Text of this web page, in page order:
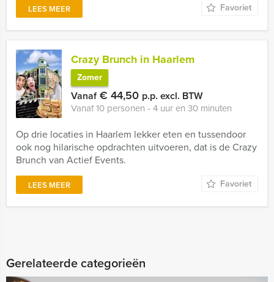
LEES MEER Favoriet
Crazy Brunch in Haarlem
Zomer
Vanaf€ 44,50 p.p. excl. BTW
Vanaf 10 personen ‐ 4 uur en 30 minuten
Op drie locaties in Haarlem lekker eten en tussendoor
ook nog hilarische opdrachten uitvoeren, dat is de Crazy
Brunch van Actief Events.
LEES MEER Favoriet
Gerelateerde categorieën